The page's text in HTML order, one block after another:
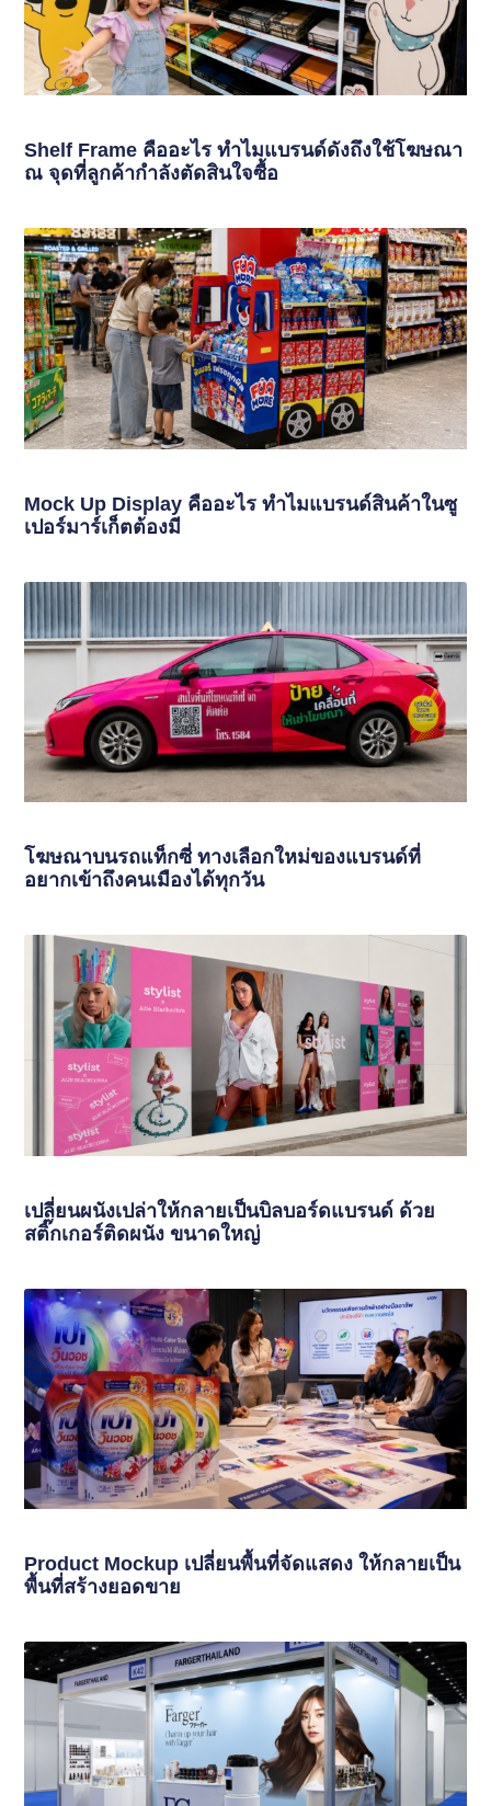
Shelf Frame คืออะไร ทำไมแบรนด์ดังถึงใช้โฆษณา
ณ จุดที่ลูกค้ากำลังตัดสินใจซื้อ
Mock Up Display คืออะไร ทำไมแบรนด์สินค้าในซู
เปอร์มาร์เก็ตต้องมี
โฆษณาบนรถแท็กซี่ ทางเลือกใหม่ของแบรนด์ที่
อยากเข้าถึงคนเมืองได้ทุกวัน
เปลี่ยนผนังเปล่าให้กลายเป็นบิลบอร์ดแบรนด์ ด้วย
สติ๊กเกอร์ติดผนัง ขนาดใหญ่
Product Mockup เปลี่ยนพื้นที่จัดแสดง ให้กลายเป็น
พื้นที่สร้างยอดขาย